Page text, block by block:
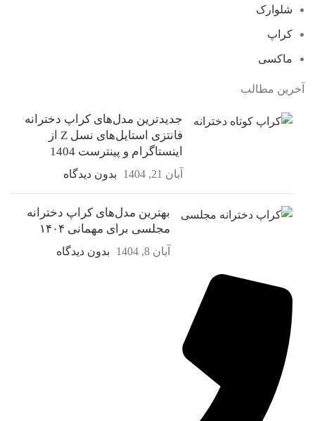
شلوارک
کراپ
ماکسی
آخرین مطالب
جدیدترین مدل‌های کراپ دخترانه
فانتزی استایل‌های نسل Z از
اینستاگرام و پینترست 1404
آبان 21, 1404 بدون دیدگاه
بهترین مدل‌های کراپ دخترانه
مجلسی برای مهمانی ۱۴۰۴
آبان 8, 1404 بدون دیدگاه